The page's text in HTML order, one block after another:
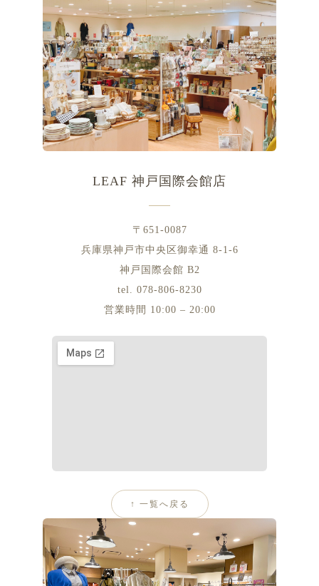
LEAF 神戸国際会館店
〒651-0087
兵庫県神戸市中央区御幸通 8-1-6
神戸国際会館 B2
tel. 078-806-8230
営業時間 10:00 – 20:00
↑ 一覧へ戻る